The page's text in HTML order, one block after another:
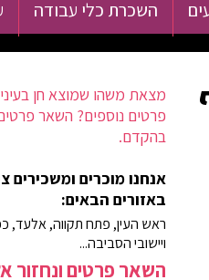
השכרת כלי עבודה
מצאת משהו שמוצא חן
פרטים נוספים? השאר
בהקדם.
אנחנו מוכרים ומשכירים
באזורים הבאים:
ראש העין, פתח תקווה, אלעד,
ויישובי הסביבה...
השאר פרטים ונחזור